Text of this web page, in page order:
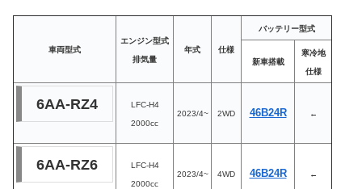
車両型式
エンジン型式
排気量
年式 仕様
バッテリー型式
新車搭載
寒冷地
仕様
6AA-RZ4 LFC-H4
2000cc
2023/4~ 2WD 46B24R ←
6AA-RZ6 LFC-H4
2000cc
2023/4~ 4WD 46B24R ←